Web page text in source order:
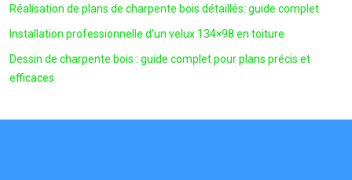
Réalisation de plans de charpente bois détaillés: guide complet
Installation professionnelle d’un velux 134×98 en toiture
Dessin de charpente bois : guide complet pour plans précis et
efficaces